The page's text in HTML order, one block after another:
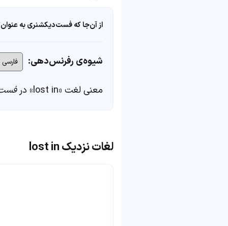
از آن‌جا که فست‌دیکشنری به
شیوه‌ی رفرنس‌دهی:
معنی لغت «lost in» در
لغات نزدیک lost in